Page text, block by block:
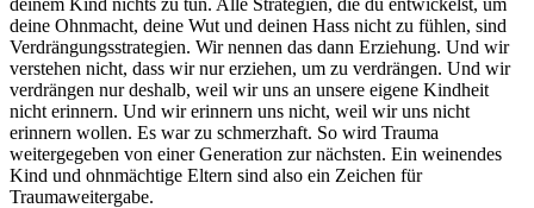
deinem Kind nichts zu tun. Alle Strategien, die du entwickelst, um
deine Ohnmacht, deine Wut und deinen Hass nicht zu fühlen, sind
Verdrängungsstrategien. Wir nennen das dann Erziehung. Und wir
verstehen nicht, dass wir nur erziehen, um zu verdrängen. Und wir
verdrängen nur deshalb, weil wir uns an unsere eigene Kindheit
nicht erinnern. Und wir erinnern uns nicht, weil wir uns nicht
erinnern wollen. Es war zu schmerzhaft. So wird Trauma
weitergegeben von einer Generation zur nächsten. Ein weinendes
Kind und ohnmächtige Eltern sind also ein Zeichen für
Traumaweitergabe.